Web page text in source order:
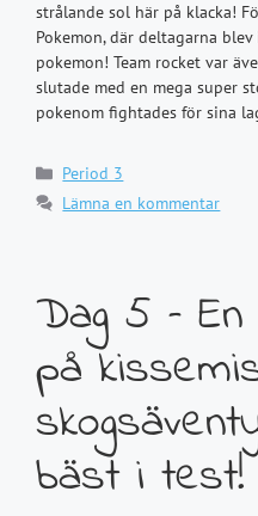
strålande sol här på klacka!
Pokemon, där deltagarna
pokemon! Team rocket var
slutade med en mega super
pokenom fightades för sina
Kategorier
Period 3
Lämna en kommentar
Dag 5 –
på
bäst i test!